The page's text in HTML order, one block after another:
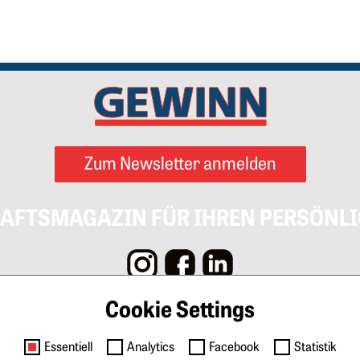
Zum Newsletter anmelden
FÜR IHREN
AGB Datenschutz Cookies
& Marketing
Tarife Print Tarife Digital
Cookie Settings
Essentiell Analytics Facebook Statistik